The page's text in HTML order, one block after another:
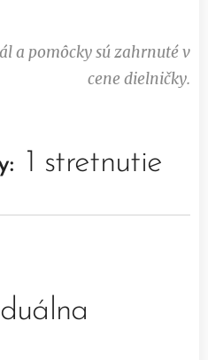
a pomôcky sú zahrnuté v
cene dielničky.
1 stretnutie